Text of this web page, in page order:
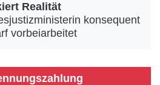
Realität
konsequent
vorbeiarbeitet